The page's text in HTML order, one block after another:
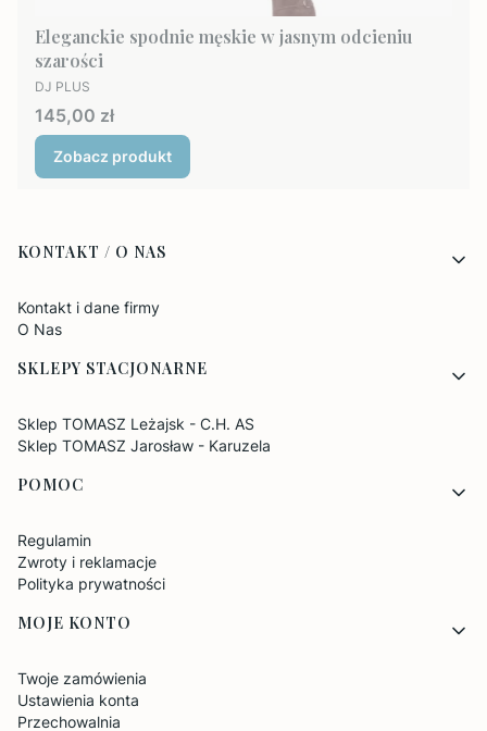
Eleganckie spodnie męskie w jasnym odcieniu
szarości
PRODUCENT
DJ PLUS
Cena
145,00 zł
Zobacz produkt
Linki w stopce
KONTAKT / O NAS
Kontakt i dane firmy
O Nas
SKLEPY STACJONARNE
Sklep TOMASZ Leżajsk - C.H. AS
Sklep TOMASZ Jarosław - Karuzela
POMOC
Regulamin
Zwroty i reklamacje
Polityka prywatności
MOJE KONTO
Twoje zamówienia
Ustawienia konta
Przechowalnia